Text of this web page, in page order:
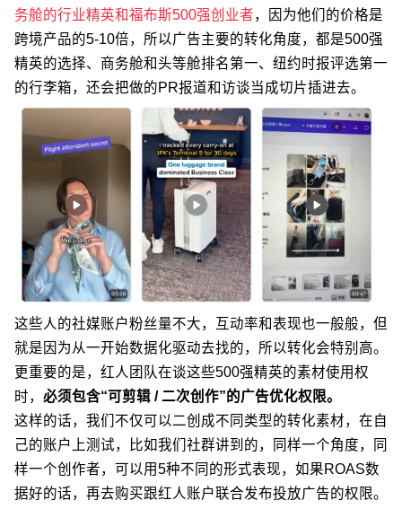
务舱的行业精英和福布斯500强创业者，因为他们的价格是
跨境产品的5-10倍，所以广告主要的转化角度，都是500强
精英的选择、商务舱和头等舱排名第一、纽约时报评选第一
的行李箱，还会把做的PR报道和访谈当成切片插进去。
这些人的社媒账户粉丝量不大，互动率和表现也一般般，但
就是因为从一开始数据化驱动去找的，所以转化会特别高。
更重要的是，红人团队在谈这些500强精英的素材使用权
时， 必须包含“可剪辑 / 二次创作”的广告优化权限。
这样的话，我们不仅可以二创成不同类型的转化素材，在自
己的账户上测试，比如我们社群讲到的，同样一个角度，同
样一个创作者，可以用5种不同的形式表现，如果ROAS数
据好的话，再去购买跟红人账户联合发布投放广告的权限。